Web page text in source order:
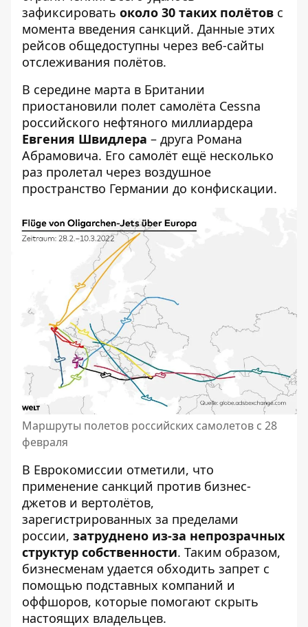
зафиксировать около 30 таких полётов с
момента введения санкций. Данные этих
рейсов общедоступны через веб-сайты
отслеживания полётов.
В середине марта в Британии
приостановили полет самолёта Cessna
российского нефтяного миллиардера
Евгения Швидлера – друга Романа
Абрамовича. Его самолёт ещё несколько
раз пролетал через воздушное
пространство Германии до конфискации.
Маршруты полетов российских самолетов с 28
февраля
В Еврокомиссии отметили, что
применение санкций против бизнес-
джетов и вертолётов,
зарегистрированных за пределами
россии, затруднено из-за непрозрачных
структур собственности. Таким образом,
бизнесменам удается обходить запрет с
помощью подставных компаний и
оффшоров, которые помогают скрыть
настоящих владельцев.